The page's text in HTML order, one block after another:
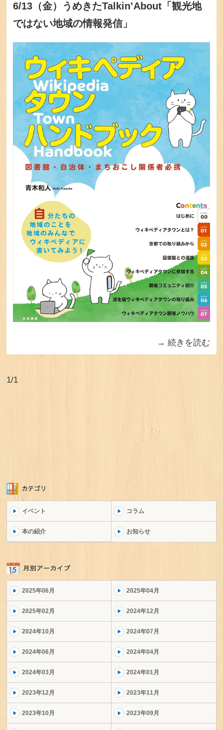
6/13（金）うめきたTalkin’About「観光地
ではない地域の情報発信」
続きを読む
1/1
イベント コラム
本の紹介 お知らせ
2025年06月 2025年04月
2025年02月 2024年12月
2024年10月 2024年07月
2024年06月 2024年04月
2024年03月 2024年01月
2023年12月 2023年11月
2023年10月 2023年09月